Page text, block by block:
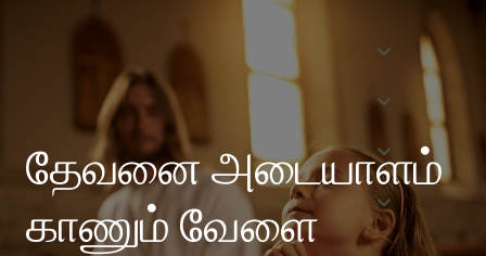
தேவனை அடையாளம்
காணும் வேளை